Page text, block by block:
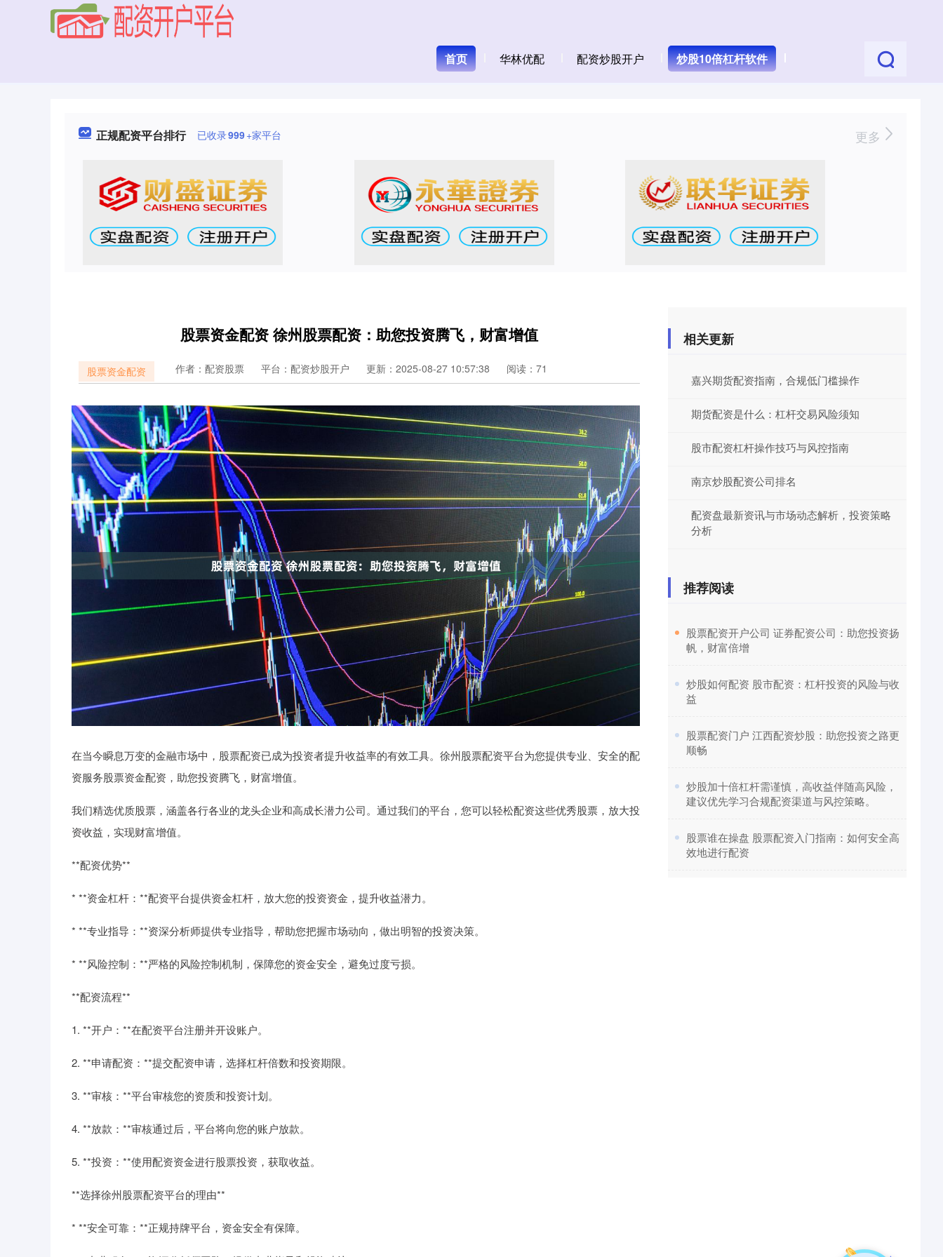
首页 华林优配 配资炒股开户 炒股10倍杠杆软件
正规配资平台排行 已收录999+家平台 更多
股票资金配资 徐州股票配资：助您投资腾飞，财富增值
股票资金配资 作者：配资股票 平台：配资炒股开户 更新：2025-08-27 10:57:38 阅读：71
在当今瞬息万变的金融市场中，股票配资已成为投资者提升收益率的有效工具。徐州股票配资平台为您提供专业、安全的配
资服务股票资金配资，助您投资腾飞，财富增值。
我们精选优质股票，涵盖各行各业的龙头企业和高成长潜力公司。通过我们的平台，您可以轻松配资这些优秀股票，放大投
资收益，实现财富增值。
**配资优势**
* **资金杠杆：**配资平台提供资金杠杆，放大您的投资资金，提升收益潜力。
* **专业指导：**资深分析师提供专业指导，帮助您把握市场动向，做出明智的投资决策。
* **风险控制：**严格的风险控制机制，保障您的资金安全，避免过度亏损。
**配资流程**
1. **开户：**在配资平台注册并开设账户。
2. **申请配资：**提交配资申请，选择杠杆倍数和投资期限。
3. **审核：**平台审核您的资质和投资计划。
4. **放款：**审核通过后，平台将向您的账户放款。
5. **投资：**使用配资资金进行股票投资，获取收益。
**选择徐州股票配资平台的理由**
* **安全可靠：**正规持牌平台，资金安全有保障。
相关更新
嘉兴期货配资指南，合规低门槛操作
期货配资是什么：杠杆交易风险须知
股市配资杠杆操作技巧与风控指南
南京炒股配资公司排名
配资盘最新资讯与市场动态解析，投资策略
分析
推荐阅读
​股票配资开户公司 证券配资公司：助您投资扬
帆，财富倍增
​炒股如何配资 股市配资：杠杆投资的风险与收
益
​股票配资门户 江西配资炒股：助您投资之路更
顺畅
​炒股加十倍杠杆需谨慎，高收益伴随高风险，
建议优先学习合规配资渠道与风控策略。
​股票谁在操盘 股票配资入门指南：如何安全高
效地进行配资